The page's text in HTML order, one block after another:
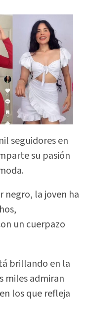
seguidores en
su pasión
negro, la joven ha
un cuerpazo
brillando en la
miles admiran
los que refleja